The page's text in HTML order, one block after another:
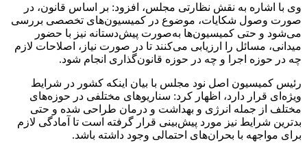
وی با اشاره به نقش نظارتی مجلس، افزود: بر اساس قانون، در
صورت وصول شکایات، موضوع در کمیسیون‌های تخصصی بررسی
می‌شود و حتی کمیسیون‌ها به‌صورت پیش‌دستانه نیز با حضور
میدانی، مسائل را ارزیابی می‌کنند تا در صورت نیاز، اصلاحات لازم
چه در حوزه اجرا و چه در حوزه قانون‌گذاری انجام شود.
رئیس کمیسیون اصل نود مجلس با بیان اینکه کشور در شرایط
ویژه‌ای قرار دارد، اظهار کرد: سناریوهای مختلفی در حوزه‌های
مختلف از جمله انرژی و بهداشت و درمان طراحی شده و حتی
بدترین شرایط نیز مورد پیش‌بینی قرار گرفته است تا آمادگی لازم
برای مواجهه با بحران‌های احتمالی وجود داشته باشد.